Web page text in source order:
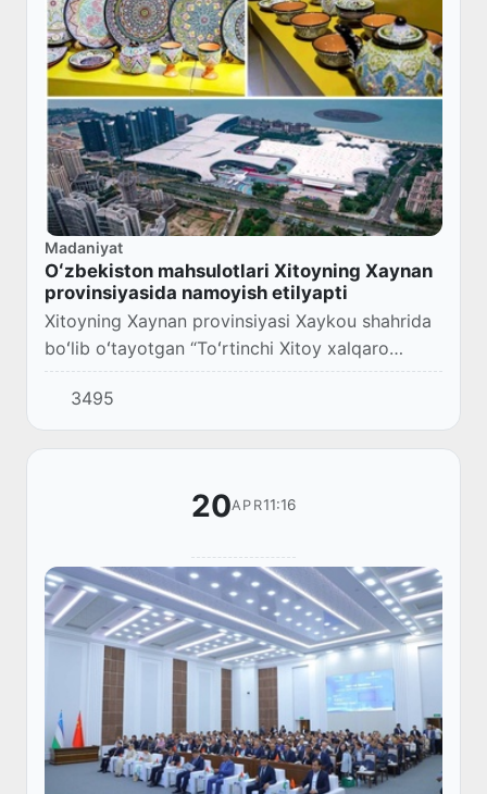
Madaniyat
Oʻzbekiston mahsulotlari Xitoyning Xaynan
provinsiyasida namoyish etilyapti
Xitoyning Xaynan provinsiyasi Xaykou shahrida
boʻlib oʻtayotgan “Toʻrtinchi Xitoy xalqaro
isteʼmol tovarlari koʻrgazmasi”da Oʻzbekiston
milliy mahsulotlari namoyish etilyapti.
3495
20APR11:16